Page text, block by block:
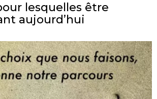
lesquelles être
aujourd’hui